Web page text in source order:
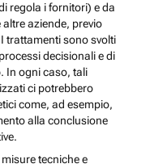
regola i fornitori) e da
aziende, previo
trattamenti sono svolti
decisionali e di
In ogni caso, tali
ci potrebbero
come, ad esempio,
alla conclusione
tecniche e